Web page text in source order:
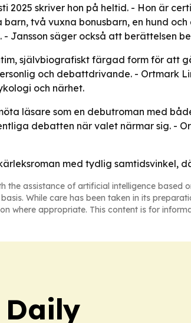
skriver hon på heltid. - Hon är
två vuxna bonusbarn, en hund
Jansson säger också att berättelsen
självbiografiskt färgad form för att
och debattdrivande. - Ortmark
och närhet.
läsare som en debutroman med
debatten när valet närmar sig. -
med tydlig samtidsvinkel,
the assistance of artificial intelligence based
While care has been taken in its
where appropriate. This content is for
Daily